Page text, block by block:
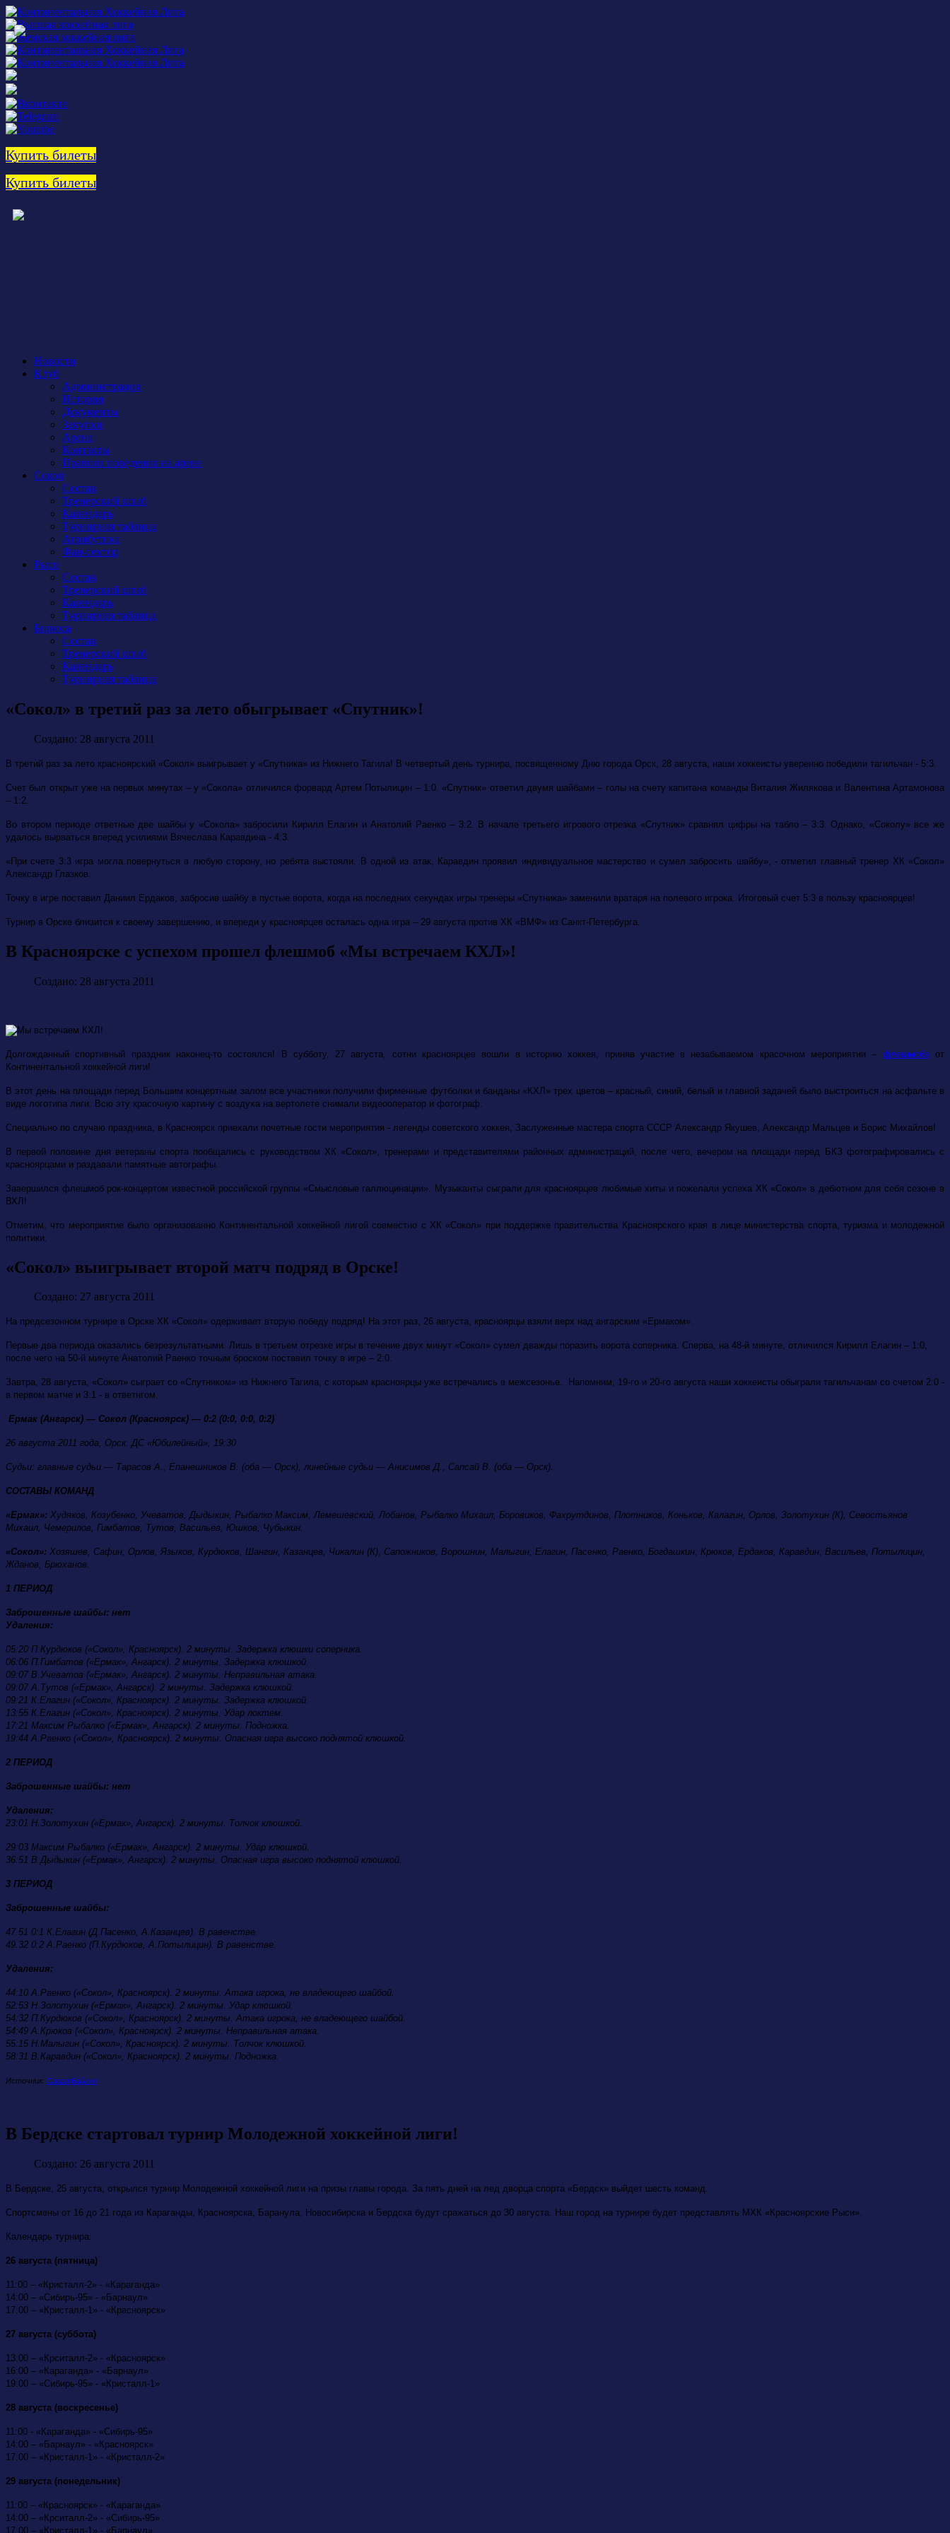
Купить билеты
Купить билеты
Новости
Клуб
Администрация
История
Документы
Закупки
Арена
Контакты
Правила поведения на арене
Сокол
Состав
Тренерский штаб
Календарь
Турнирная таблица
Атрибутика
Фан-сектор
Рыси
Состав
Тренерский штаб
Календарь
Турнирная таблица
Бирюса
Состав
Тренерский штаб
Календарь
Турнирная таблица
«Сокол» в третий раз за лето обыгрывает «Спутник»!
Создано: 28 августа 2011
В третий раз за лето красноярский «Сокол» выигрывает у «Спутника» из Нижнего Тагила! В четвертый день турнира, посвященному Дню города Орск, 28 августа, наши хоккеисты уверенно победили тагильчан - 5:3.
Счет был открыт уже на первых минутах – у «Сокола» отличился форвард Артем Потылицин – 1:0. «Спутник» ответил двумя шайбами – голы на счету капитана команды Виталия Жилякова и Валентина Артамонова
– 1:2.
Во втором периоде ответные две шайбы у «Сокола» забросили Кирилл Елагин и Анатолий Раенко – 3:2. В начале третьего игрового отрезка «Спутник» сравнял цифры на табло – 3:3. Однако, «Соколу» все же
удалось вырваться вперед усилиями Вячеслава Каравдина - 4:3.
«При счете 3:3 игра могла повернуться в любую сторону, но ребята выстояли. В одной из атак, Каравдин проявил индивидуальное мастерство и сумел забросить шайбу», - отметил главный тренер ХК «Сокол»
Александр Глазков.
Точку в игре поставил Даниил Ердаков, забросив шайбу в пустые ворота, когда на последних секундах игры тренеры «Спутника» заменили вратаря на полевого игрока. Итоговый счет 5:3 в пользу красноярцев!
Турнир в Орске близится к своему завершению, и впереди у красноярцев осталась одна игра – 29 августа против ХК «ВМФ» из Санкт-Петербурга.
В Красноярске с успехом прошел флешмоб «Мы встречаем КХЛ»!
Создано: 28 августа 2011
Долгожданный спортивный праздник наконец-то состоялся! В субботу, 27 августа, сотни красноярцев вошли в историю хоккея, приняв участие в незабываемом красочном мероприятии – флешмобеот
Континентальной хоккейной лиги!
В этот день на площади перед Большим концертным залом все участники получили фирменные футболки и банданы «КХЛ» трех цветов – красный, синий, белый и главной задачей было выстроиться на асфальте в
виде логотипа лиги. Всю эту красочную картину с воздуха на вертолете снимали видеооператор и фотограф.
Специально по случаю праздника, в Красноярск приехали почетные гости мероприятия - легенды советского хоккея, Заслуженные мастера спорта СССР Александр Якушев, Александр Мальцев и Борис Михайлов!
В первой половине дня ветераны спорта пообщались с руководством ХК «Сокол», тренерами и представителями районных администраций, после чего, вечером на площади перед БКЗ фотографировались с
красноярцами и раздавали памятные автографы.
Завершился флешмоб рок-концертом известной российской группы «Смысловые галлюцинации». Музыканты сыграли для красноярцев любимые хиты и пожелали успеха ХК «Сокол» в дебютном для себя сезоне в
ВХЛ!
Отметим, что мероприятие было организованно Континентальной хоккейной лигой совместно с ХК «Сокол» при поддержке правительства Красноярского края в лице министерства спорта, туризма и молодежной
политики.
«Сокол» выигрывает второй матч подряд в Орске!
Создано: 27 августа 2011
На предсезонном турнире в Орске ХК «Сокол» одерживает вторую победу подряд! На этот раз, 26 августа, красноярцы взяли верх над ангарским «Ермаком».
Первые два периода оказались безрезультатными. Лишь в третьем отрезке игры в течение двух минут «Сокол» сумел дважды поразить ворота соперника. Сперва, на 48-й минуте, отличился Кирилл Елагин – 1:0,
после чего на 50-й минуте Анатолий Раенко точным броском поставил точку в игре – 2:0.
Завтра, 28 августа, «Сокол» сыграет со «Спутником» из Нижнего Тагила, с которым красноярцы уже встречались в межсезонье. Напомним, 19-го и 20-го августа наши хоккеисты обыграли тагильчанам со счетом 2:0 -
в первом матче и 3:1 - в ответнгом.
Ермак (Ангарск) — Сокол (Красноярск) — 0:2 (0:0, 0:0, 0:2)
26 августа 2011 года, Орск. ДС «Юбилейный», 19:30
Судьи: главные судьи — Тарасов А., Епанешников В. (оба — Орск), линейные судьи — Анисимов Д., Сапсай В. (оба — Орск).
СОСТАВЫ КОМАНД
«Ермак»: Худяков, Козубенко, Учеватов, Дыдыкин, Рыбалко Максим, Лемешевский, Лобанов, Рыбалко Михаил, Боровиков, Фахрутдинов, Плотников, Коньков, Калагин, Орлов, Золотухин (К), Севостьянов
Михаил, Чемерилов, Гимбатов, Тутов, Васильев, Юшков, Чубыкин.
«Сокол»: Хозяшев, Сафин, Орлов, Языков, Курдюков, Шангин, Казанцев, Чикалин (К), Сапожников, Ворошнин, Малыгин, Елагин, Пасенко, Раенко, Богдашкин, Крюков, Ердаков, Каравдин, Васильев, Потылицин,
Жданов, Брюханов.
1 ПЕРИОД
Заброшенные шайбы: нет
Удаления:
05:20 П.Курдюков («Сокол», Красноярск). 2 минуты. Задержка клюшки соперника.
06:06 П.Гимбатов («Ермак», Ангарск). 2 минуты. Задержка клюшкой.
09:07 В.Учеватов («Ермак», Ангарск). 2 минуты. Неправильная атака.
09:07 А.Тутов («Ермак», Ангарск). 2 минуты. Задержка клюшкой.
09:21 К.Елагин («Сокол», Красноярск). 2 минуты. Задержка клюшкой.
13:55 К.Елагин («Сокол», Красноярск). 2 минуты. Удар локтем.
17:21 Максим Рыбалко («Ермак», Ангарск). 2 минуты. Подножка.
19:44 А.Раенко («Сокол», Красноярск). 2 минуты. Опасная игра высоко поднятой клюшкой.
2 ПЕРИОД
Заброшенные шайбы: нет
Удаления:
23:01 Н.Золотухин («Ермак», Ангарск). 2 минуты. Толчок клюшкой.
29:03 Максим Рыбалко («Ермак», Ангарск). 2 минуты. Удар клюшкой.
36:51 В.Дыдыкин («Ермак», Ангарск). 2 минуты. Опасная игра высоко поднятой клюшкой.
3 ПЕРИОД
Заброшенные шайбы:
47.51 0:1 К.Елагин (Д.Пасенко, А.Казанцев). В равенстве.
49.32 0:2 А.Раенко (П.Курдюков, А.Потылицин). В равенстве.
Удаления:
44:10 А.Раенко («Сокол», Красноярск). 2 минуты. Атака игрока, не владеющего шайбой.
52:53 Н.Золотухин («Ермак», Ангарск). 2 минуты. Удар клюшкой.
54:32 П.Курдюков («Сокол», Красноярск). 2 минуты. Атака игрока, не владеющего шайбой.
54:49 А.Крюков («Сокол», Красноярск). 2 минуты. Неправильная атака.
55:15 Н.Малыгин («Сокол», Красноярск). 2 минуты. Толчок клюшкой.
58:31 В.Каравдин («Сокол», Красноярск). 2 минуты. Подножка.
Источник: СпортБайкал
В Бердске стартовал турнир Молодежной хоккейной лиги!
Создано: 26 августа 2011
В Бердске, 25 августа, открылся турнир Молодежной хоккейной лиги на призы главы города. За пять дней на лед дворца спорта «Бердск» выйдет шесть команд.
Спортсмены от 16 до 21 года из Караганды, Красноярска, Баранула, Новосибирска и Бердска будут сражаться до 30 августа. Наш город на турнире будет представлять МХК «Красноярские Рыси».
Календарь турнира:
26 августа (пятница)
11:00 – «Кристалл-2» - «Караганда»
14:00 – «Сибирь-95» - «Барнаул»
17:00 – «Кристалл-1» - «Красноярск»
27 августа (суббота)
13:00 – «Крситалл-2» - «Красноярск»
16:00 – «Караганда» - «Барнаул»
19:00 – «Сибирь-95» - «Кристалл-1»
28 августа (воскресенье)
11:00 - «Караганда» - «Сибирь-95»
14:00 – «Барнаул» - «Красноярск»
17:00 – «Кристалл-1» - «Кристалл-2»
29 августа (понедельник)
11:00 – «Красноярск» - «Караганда»
14:00 – «Крситалл-2» - «Сибирь-95»
17:00 – «Кристалл-1» - «Барнаул»